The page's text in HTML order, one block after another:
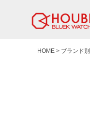
HOME ブランド別